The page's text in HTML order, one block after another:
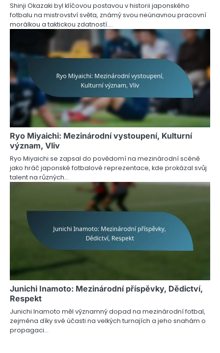
Shinji Okazaki byl klíčovou postavou v historii japonského
fotbalu na mistrovství světa, známý svou neúnavnou pracovní
morálkou a taktickou zdatností.…
Ryo Miyaichi: Mezinárodní vystoupení, Kulturní
význam, Vliv
Ryo Miyaichi se zapsal do povědomí na mezinárodní scéně
jako hráč japonské fotbalové reprezentace, kde prokázal svůj
talent na různých…
Junichi Inamoto: Mezinárodní příspěvky, Dědictví,
Respekt
Junichi Inamoto měl významný dopad na mezinárodní fotbal,
zejména díky své účasti na velkých turnajích a jeho snahám o
propagaci…